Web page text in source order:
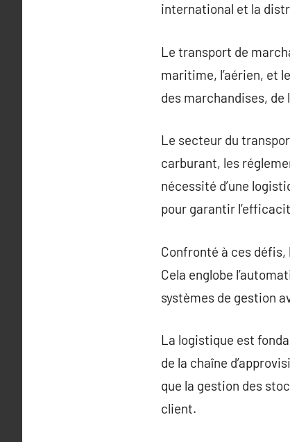
international et la
Le transport de
maritime, l’aérien, et
des marchandises,
Le secteur du
carburant, les
nécessité d’une
pour garantir
Confronté à ces
Cela englobe
systèmes de gestion
La logistique est
de la chaîne
que la gestion des
client.